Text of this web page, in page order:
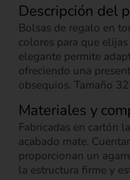
Descripción del
Bolsas de regalo en
colores para que
elegante permite
ofreciendo una
obsequios. Tamaño
Materiales y
Fabricadas en cartón
acabado mate.
proporcionan un
la estructura firme y